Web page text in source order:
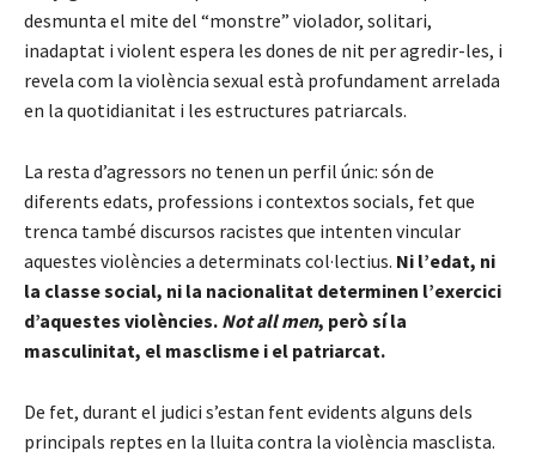
desmunta el mite del “monstre” violador, solitari,
inadaptat i violent espera les dones de nit per agredir-les, i
revela com la violència sexual està profundament arrelada
en la quotidianitat i les estructures patriarcals.
La resta d’agressors no tenen un perfil únic: són de
diferents edats, professions i contextos socials, fet que
trenca també discursos racistes que intenten vincular
aquestes violències a determinats col·lectius. Ni l’edat, ni
la classe social, ni la nacionalitat determinen l’exercici
d’aquestes violències. Not all men, però sí la
masculinitat, el masclisme i el patriarcat.
De fet, durant el judici s’estan fent evidents alguns dels
principals reptes en la lluita contra la violència masclista.